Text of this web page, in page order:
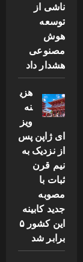
ناشی از
توسعه
هوش
مصنوعی
هشدار داد
هزی
نه
ویز
ای ژاپن پس
از نزدیک به
نیم قرن
ثبات با
مصوبه
جدید کابینه
این کشور ۵
برابر شد